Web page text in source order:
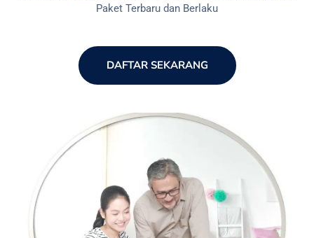
Paket Terbaru dan Berlaku
DAFTAR SEKARANG